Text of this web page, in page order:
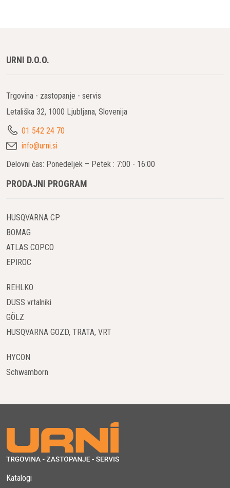
natančnost in zanesljivost, kar zagotavlja vrhunske rezultate pri
Ključne prednosti BOMAG BF 600 C-3
Široka in prilagodljiva širina polaganja
BF 600 C-3 omogoča širino polaganja od 2,5 m do 7,5 m,
kar zagotavlja izjemno prilagodljivost pri različnih
ožje mestne ceste, ta finišer omogoča hitro in natančno
polaganje asfalta, kar povečuje produktivnost in kakovost
Napredna tehnologija polaganja asfalta
zagotavlja izjemno natančno polaganje asfalta z
BF 600 C-3 poganja visokozmogljiv dizelski motor, ki
zmanjšuje operativne stroške in vpliv na okolje. Ta
Udobje in ergonomično upravljanje
Kabina BF 600 C-3 je zasnovana za maksimalno udobje
operaterja, z ergonomskim sedežem, intuitivnimi
kontrolami in odlično vidljivostjo delovišča. Upravljanje
stroja je preprosto in omogoča prilagoditev delovnih
URNI D.O.O.
Trgovina - zastopanje - servis
Letališka 32, 1000 Ljubljana, Slovenija
01 542 24 70
info@urni.si
Delovni čas: Ponedeljek – Petek : 7:00 - 16:00
PRODAJNI PROGRAM
HUSQVARNA CP
BOMAG
ATLAS COPCO
EPIROC
REHLKO
DUSS vrtalniki
GÖLZ
HUSQVARNA GOZD, TRATA, VRT
HYCON
Schwamborn
Katalogi